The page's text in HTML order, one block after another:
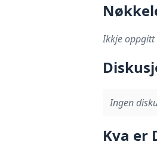
Ikkje oppgitt
Ingen
Kva er